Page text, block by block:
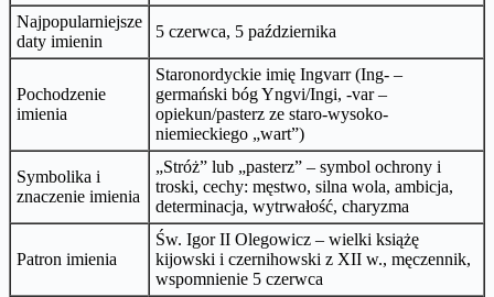
Najpopularniejsze
daty imienin
5 czerwca, 5 października
Pochodzenie
imienia
Staronordyckie imię Ingvarr (Ing- –
germański bóg Yngvi/Ingi, -var –
opiekun/pasterz ze staro-wysoko-
niemieckiego „wart”)
Symbolika i
znaczenie imienia
„Stróż” lub „pasterz” – symbol ochrony i
troski, cechy: męstwo, silna wola, ambicja,
determinacja, wytrwałość, charyzma
Patron imienia
Św. Igor II Olegowicz – wielki książę
kijowski i czernihowski z XII w., męczennik,
wspomnienie 5 czerwca